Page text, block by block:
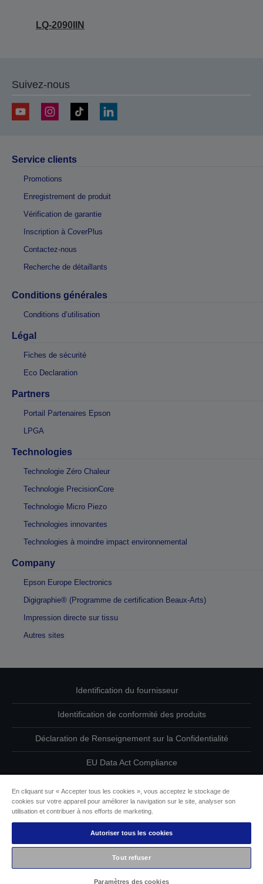
LQ-2090IIN
Suivez-nous
Service clients
Promotions
Enregistrement de produit
Vérification de garantie
Inscription à CoverPlus
Contactez-nous
Recherche de détaillants
Conditions générales
Conditions d’utilisation
Légal
Fiches de sécurité
Eco Declaration
Partners
Portail Partenaires Epson
LPGA
Technologies
Technologie Zéro Chaleur
Technologie PrecisionCore
Technologie Micro Piezo
Technologies innovantes
Technologies à moindre impact environnemental
Company
Epson Europe Electronics
Digigraphie® (Programme de certification Beaux-Arts)
Impression directe sur tissu
Autres sites
Identification du fournisseur
Identification de conformité des produits
Déclaration de Renseignement sur la Confidentialité
EU Data Act Compliance
Informations sur les cookies
L’engagement d’Epson pour l’accessibilité
Copyright © 2026 Seiko Epson
En cliquant sur « Accepter tous les cookies », vous acceptez le stockage de
cookies sur votre appareil pour améliorer la navigation sur le site, analyser son
utilisation et contribuer à nos efforts de marketing.
Autoriser tous les cookies
Tout refuser
Paramètres des cookies